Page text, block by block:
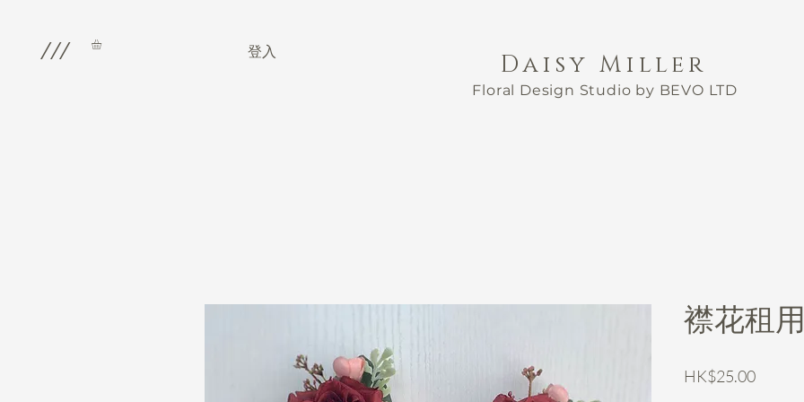
/// 登入 Daisy Miller
Floral Design Studio by BEVO LTD
襟花租用
HK$25.00價